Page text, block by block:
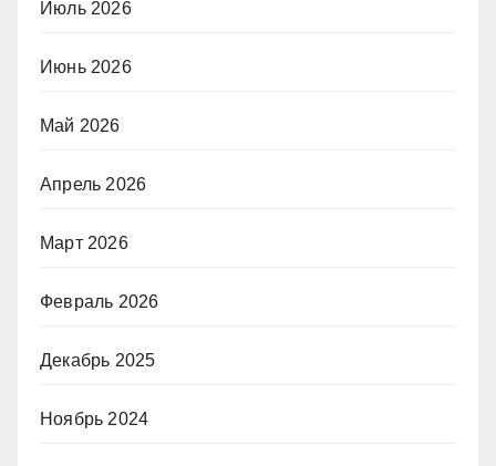
Июль 2026
Июнь 2026
Май 2026
Апрель 2026
Март 2026
Февраль 2026
Декабрь 2025
Ноябрь 2024